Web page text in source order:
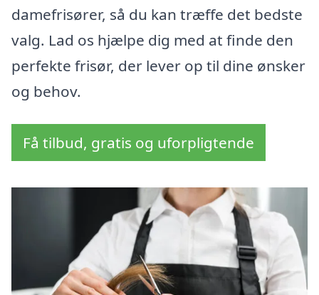
damefrisører, så du kan træffe det bedste
valg. Lad os hjælpe dig med at finde den
perfekte frisør, der lever op til dine ønsker
og behov.
Få tilbud, gratis og uforpligtende